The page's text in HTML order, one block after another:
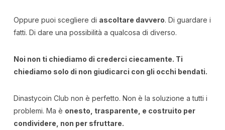
Oppure puoi scegliere di ascoltare davvero. Di guardare i
fatti. Di dare una possibilità a qualcosa di diverso.
Noi non ti chiediamo di crederci ciecamente. Ti
chiediamo solo di non giudicarci con gli occhi bendati.
Dinastycoin Club non è perfetto. Non è la soluzione a tutti i
problemi. Ma è onesto, trasparente, e costruito per
condividere, non per sfruttare.